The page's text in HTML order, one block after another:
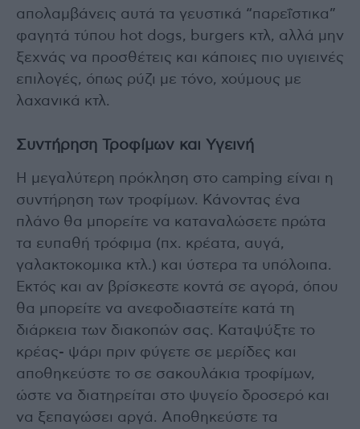
απολαμβάνεις αυτά τα γευστικά “παρεΐστικα”
φαγητά τύπου hot dogs, burgers κτλ, αλλά μην
ξεχνάς να προσθέτεις και κάποιες πιο υγιεινές
επιλογές, όπως ρύζι με τόνο, χούμους με
λαχανικά κτλ.
Συντήρηση Τροφίμων και Υγεινή
H μεγαλύτερη πρόκληση στο camping είναι η
συντήρηση των τροφίμων. Κάνοντας ένα
πλάνο θα μπορείτε να καταναλώσετε πρώτα
τα ευπαθή τρόφιμα (πχ. κρέατα, αυγά,
γαλακτοκομικα κτλ.) και ύστερα τα υπόλοιπα.
Εκτός και αν βρίσκεστε κοντά σε αγορά, όπου
θα μπορείτε να ανεφοδιαστείτε κατά τη
διάρκεια των διακοπών σας. Καταψύξτε το
κρέας- ψάρι πριν φύγετε σε μερίδες και
αποθηκεύστε το σε σακουλάκια τροφίμων,
ώστε να διατηρείται στο ψυγείο δροσερό και
να ξεπαγώσει αργά. Αποθηκεύστε τα